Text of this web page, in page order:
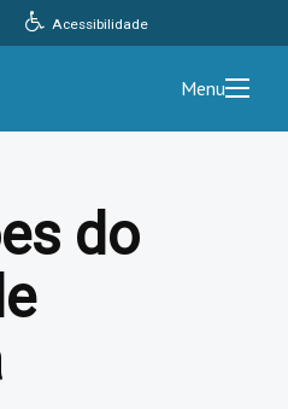
Acessibilidade
Menu
do